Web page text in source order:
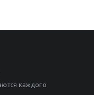
каждого